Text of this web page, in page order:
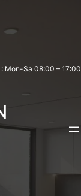
Mon-Sa 08:00 – 17:00